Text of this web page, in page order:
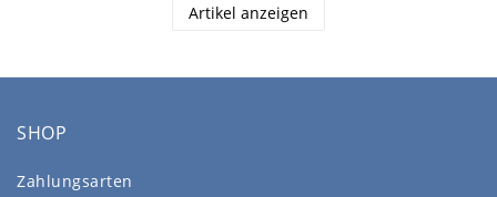
Artikel anzeigen
SHOP
Zahlungsarten